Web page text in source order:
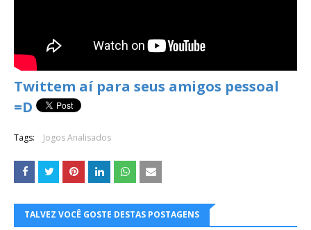
Twittem aí para seus amigos pessoal
=D
Tags: Jogos Analisados
TALVEZ VOCÊ GOSTE DESTAS POSTAGENS